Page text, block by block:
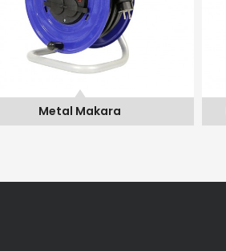
Metal Makara